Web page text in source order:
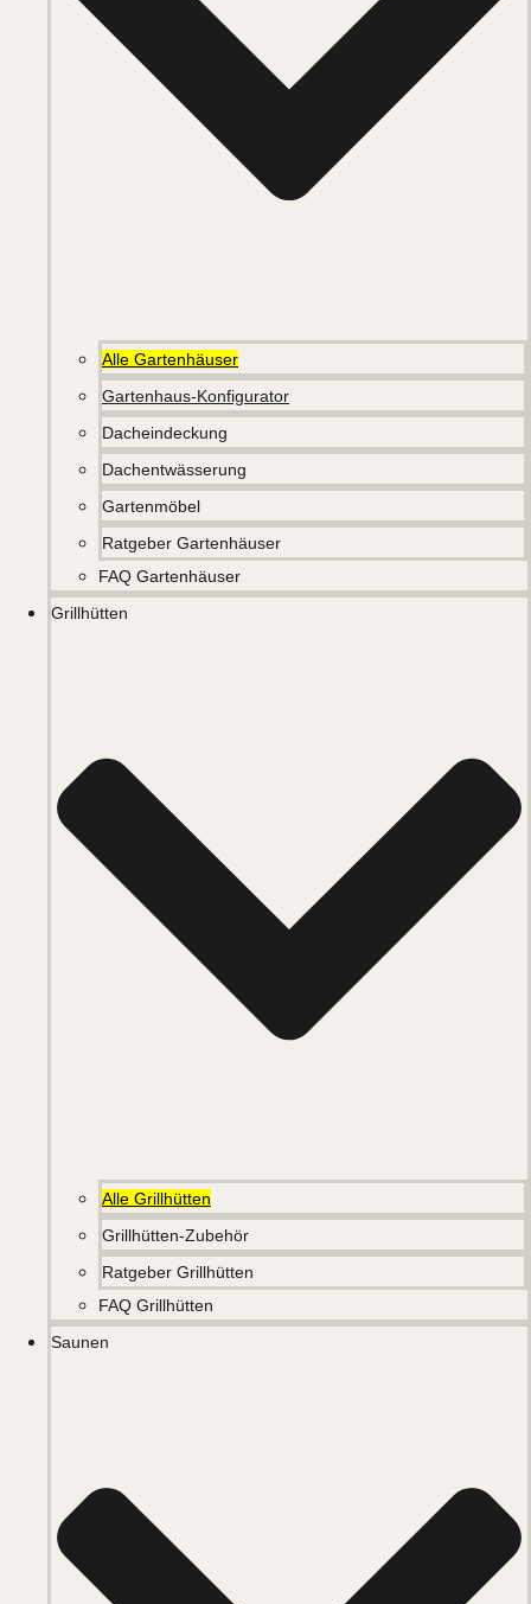
Alle Gartenhäuser
Gartenhaus-Konfigurator
Dacheindeckung
Dachentwässerung
Gartenmöbel
Ratgeber Gartenhäuser
FAQ Gartenhäuser
Grillhütten
Alle Grillhütten
Grillhütten-Zubehör
Ratgeber Grillhütten
FAQ Grillhütten
Saunen